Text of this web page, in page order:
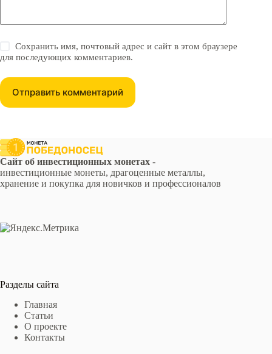
Сохранить имя, почтовый адрес и сайт в этом браузере
для последующих комментариев.
Отправить комментарий
Сайт об инвестиционных монетах -
инвестиционные монеты, драгоценные металлы,
хранение и покупка для новичков и профессионалов
Разделы сайта
Главная
Статьи
О проекте
Контакты